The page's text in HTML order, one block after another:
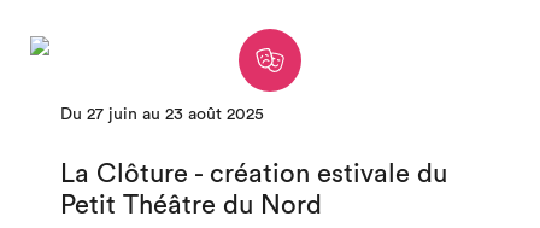
Du 27 juin au 23 août 2025
La Clôture - création estivale du
Petit Théâtre du Nord